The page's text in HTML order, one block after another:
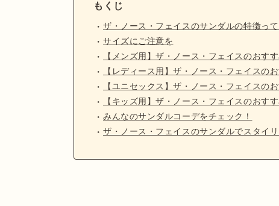
もくじ
ザ・ノース・フェイスのサンダルの特徴って
サイズにご注意を
【メンズ用】ザ・ノース・フェイスのおす
【レディース用】ザ・ノース・フェイスの
【ユニセックス】ザ・ノース・フェイスの
【キッズ用】ザ・ノース・フェイスのおす
みんなのサンダルコーデをチェック！
ザ・ノース・フェイスのサンダルでスタイ